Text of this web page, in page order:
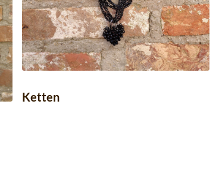
Ketten